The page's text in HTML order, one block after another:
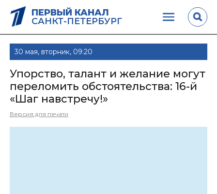
ПЕРВЫЙ КАНАЛ
САНКТ-ПЕТЕРБУРГ
30 мая, вторник, 09:20
Упорство, талант и желание могут
переломить обстоятельства: 16-й
«Шаг навстречу!»
Версия для печати